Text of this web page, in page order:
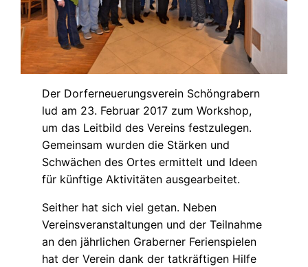
Der Dorferneuerungsverein Schöngrabern
lud am 23. Februar 2017 zum Workshop,
um das Leitbild des Vereins festzulegen.
Gemeinsam wurden die Stärken und
Schwächen des Ortes ermittelt und Ideen
für künftige Aktivitäten ausgearbeitet.
Seither hat sich viel getan. Neben
Vereinsveranstaltungen und der Teilnahme
an den jährlichen Graberner Ferienspielen
hat der Verein dank der tatkräftigen Hilfe